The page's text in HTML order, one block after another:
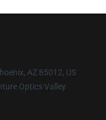
AZ 85012, US
Optics Valley